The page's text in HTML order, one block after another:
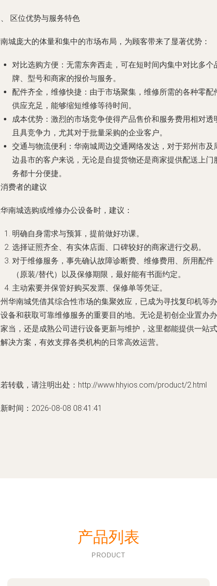
区位优势与服务特色
城庞大的体量和集中的市场布局，为顾客带来了显著优势：
对比选购方便 ：无需东奔西走，可在短时间内集中对比多个
牌、型号和商家的报价与服务。
配件齐全，维修快捷 ：由于市场聚集，维修所需的各种零配
供应充足，能够缩短维修等待时间。
成本优势 ：激烈的市场竞争使得产品售价和服务费用相对透
且具竞争力，尤其对于批量采购的企业客户。
交通与物流便利 ：华南城周边交通网络发达，对于郑州市及
边县市的客户来说，无论是自提货物还是商家提供配送上门
务都十分便捷。
费者的建议
南城选购或维修办公设备时，建议：
明确自身需求与预算，提前做好功课。
选择证照齐全、有实体店面、口碑较好的商家进行交易。
对于维修服务，事先确认故障诊断费、维修费用、所用配件
（原装/替代）以及保修期限，最好能有书面约定。
主动索要并保管好购买发票、保修单等凭证。
华南城凭借其综合性市场的集聚效应，已成为寻找复印机等办
备和获取可靠维修服务的重要目的地。无论是初创企业置办办
当，还是成熟公司进行设备更新与维护，这里都能提供一站式
决方案，有效支撑各类机构的日常高效运营。
转载，请注明出处：http://www.hhyios.com/product/2.html
时间：2026-08-08 08:41:41
产品列表
PRODUCT